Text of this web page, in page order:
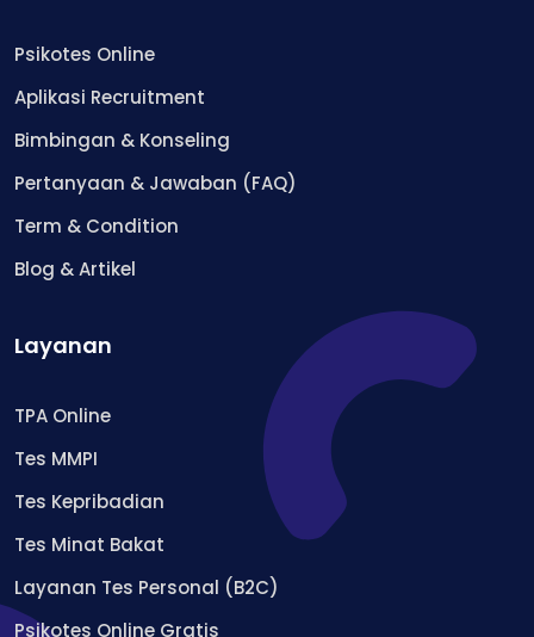
Psikotes Online
Aplikasi Recruitment
Bimbingan & Konseling
Pertanyaan & Jawaban (FAQ)
Term & Condition
Blog & Artikel
Layanan
TPA Online
Tes MMPI
Tes Kepribadian
Tes Minat Bakat
Layanan Tes Personal (B2C)
Psikotes Online Gratis